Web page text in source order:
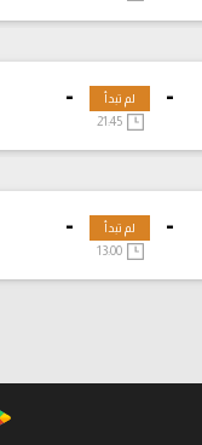
-
- لم تبدأ
21:45
-
- لم تبدأ
13:00